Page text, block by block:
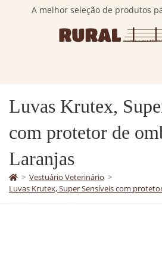
A melhor seleção de produtos
Luvas Krutex,
com protetor de
Laranjas
> Vestuário Veterinário >
Luvas Krutex, Super Sensíveis com